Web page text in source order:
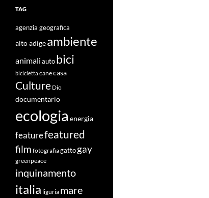
TAG
agenzia geografica
alto adigeambiente
animali auto bici
bicicletta canecasa
Culture Dio
documentario
ecologia energia
featurefeatured
film fotografiagatto gay
greenpeace
inquinamento
italia liguria mare